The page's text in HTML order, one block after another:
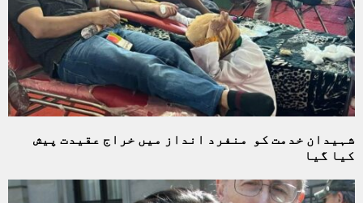
شہیدان خدمت کو منفرد انداز میں خراج عقیدت پیش
کیا گیا